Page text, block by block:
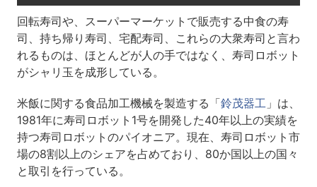
回転寿司や、スーパーマーケットで販売する中食の寿
司、持ち帰り寿司、宅配寿司、これらの大衆寿司と言わ
れるものは、ほとんどが人の手ではなく、寿司ロボット
がシャリ玉を成形している。
米飯に関する食品加工機械を製造する「鈴茂器工」は、
1981年に寿司ロボット1号を開発した40年以上の実績を
持つ寿司ロボットのパイオニア。現在、寿司ロボット市
場の8割以上のシェアを占めており、80か国以上の国々
と取引を行っている。